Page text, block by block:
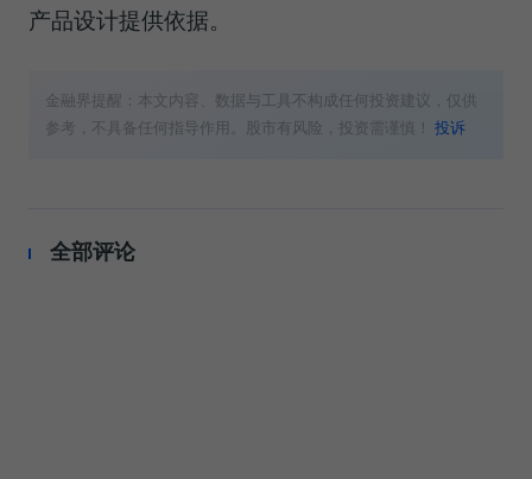
产品设计提供依据。
金融界提醒：本文内容、数据与工具不构成任何投资建议，仅供
参考，不具备任何指导作用。股市有风险，投资需谨慎！投诉
全部评论